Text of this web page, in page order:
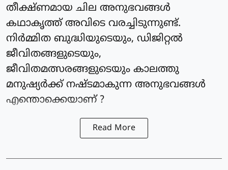
തീക്ഷ്ണമായ ചില അനുഭവങ്ങൾ
കഥാകൃത്ത് അവിടെ വരച്ചിടുന്നുണ്ട്.
നിർമ്മിത ബുദ്ധിയുടെയും, ഡിജിറ്റൽ
ജീവിതങ്ങളുടെയും,
ജീവിതമത്സരങ്ങളുടെയും കാലത്തു
മനുഷ്യർക്ക് നഷ്ടമാകുന്ന അനുഭവങ്ങൾ
എന്തൊക്കെയാണ് ?
Read More